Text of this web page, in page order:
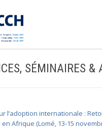
SÉMINAIRES &
l’adoption internationale :
Afrique (Lomé, 13-15